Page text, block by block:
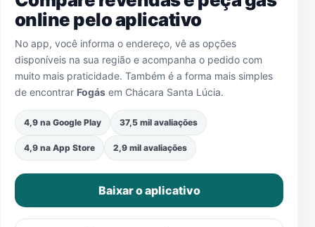
online pelo aplicativo
No app, você informa o endereço, vê as opções
disponíveis na sua região e acompanha o pedido com
muito mais praticidade. Também é a forma mais simples
de encontrar Fogás em Chácara Santa Lúcia.
4,9 na Google Play 37,5 mil avaliações
4,9 na App Store 2,9 mil avaliações
Baixar o aplicativo